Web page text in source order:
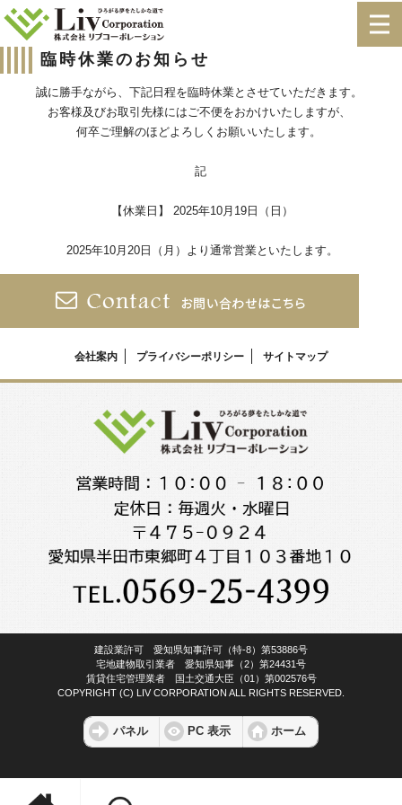
臨時休業のお知らせ
誠に勝手ながら、下記日程を臨時休業とさせていただきます。
お客様及びお取引先様にはご不便をおかけいたしますが、
何卒ご理解のほどよろしくお願いいたします。
記
【休業日】 2025年10月19日（日）
2025年10月20日（月）より通常営業といたします。
会社案内 プライバシーポリシー サイトマップ
建設業許可 愛知県知事許可（特-8）第53886号
宅地建物取引業者 愛知県知事（2）第24431号
賃貸住宅管理業者 国土交通大臣（01）第002576号
COPYRIGHT (C) LIV CORPORATION ALL RIGHTS RESERVED.
パネル PC 表示 ホーム